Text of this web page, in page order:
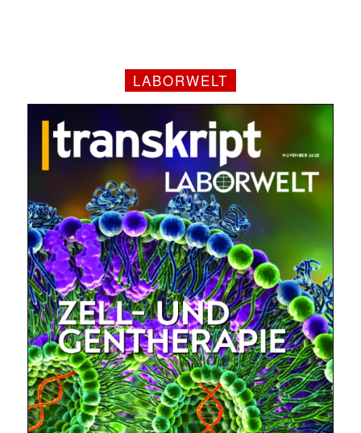
LABORWELT